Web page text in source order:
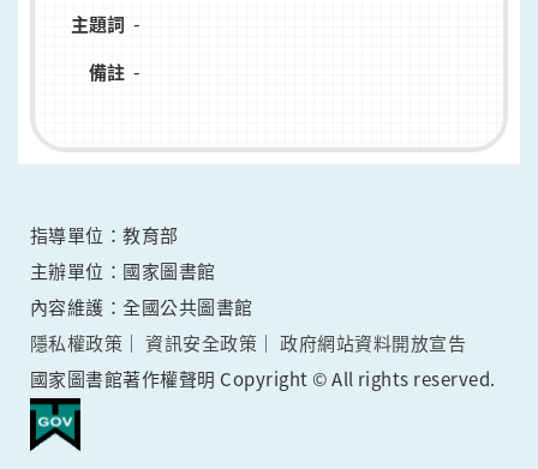
主題詞 -
備註 -
指導單位：教育部
主辦單位：國家圖書館
內容維護：全國公共圖書館
隱私權政策
資訊安全政策
政府網站資料開放宣告
國家圖書館著作權聲明 Copyright © All rights reserved.